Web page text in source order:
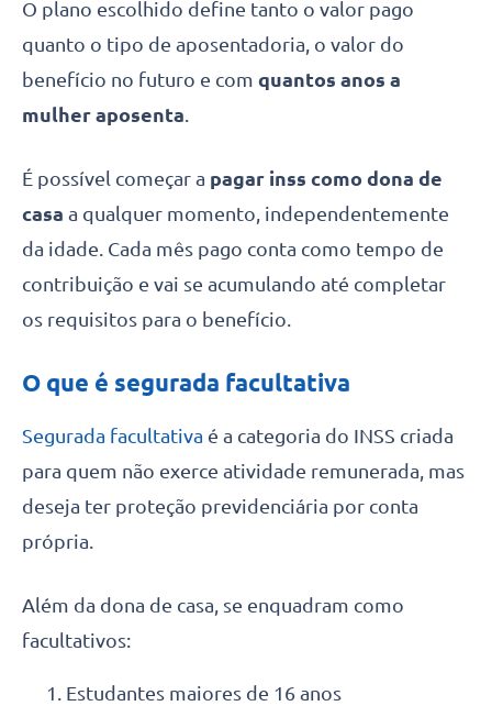
O plano escolhido define tanto o valor pago
quanto o tipo de aposentadoria, o valor do
benefício no futuro e com quantos anos a
mulher aposenta.
É possível começar a pagar inss como dona de
casa a qualquer momento, independentemente
da idade. Cada mês pago conta como tempo de
contribuição e vai se acumulando até completar
os requisitos para o benefício.
O que é segurada facultativa
Segurada facultativa é a categoria do INSS criada
para quem não exerce atividade remunerada, mas
deseja ter proteção previdenciária por conta
própria.
Além da dona de casa, se enquadram como
facultativos:
Estudantes maiores de 16 anos